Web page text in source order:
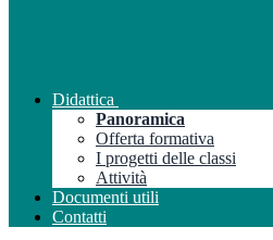
Didattica
Panoramica
Offerta formativa
I progetti delle classi
Attività
Documenti utili
Contatti